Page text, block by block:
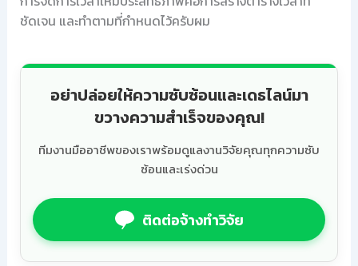
ชัดเจน และทำตามที่กำหนดไว้ครับผม
อย่าปล่อยให้ความซับซ้อนและเดธไลน์มา
ขวางความสำเร็จของคุณ!
ทีมงานมืออาชีพของเราพร้อมดูแลงานวิจัยคุณทุกความซับ
ซ้อนและเร่งด่วน
ติดต่อจ้างทำวิจัย